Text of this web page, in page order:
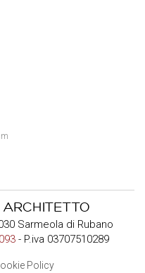
ARCHITETTO
Sarmeola di Rubano
- P.iva 03707510289
Policy